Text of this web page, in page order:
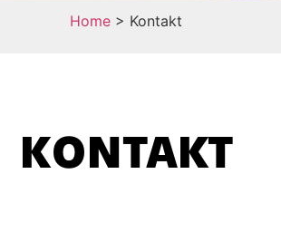
Home > Kontakt
KONTAKT